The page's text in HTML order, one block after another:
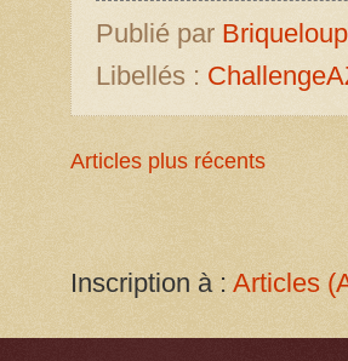
Publié par Briqueloup
Libellés :
Articles plus récents
Inscription à : Articles